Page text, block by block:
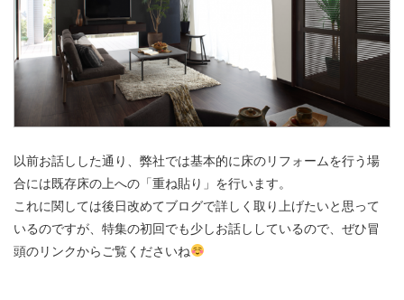
以前お話しした通り、弊社では基本的に床のリフォームを行う場
合には既存床の上への「重ね貼り」を行います。
これに関しては後日改めてブログで詳しく取り上げたいと思って
いるのですが、特集の初回でも少しお話ししているので、ぜひ冒
頭のリンクからご覧くださいね